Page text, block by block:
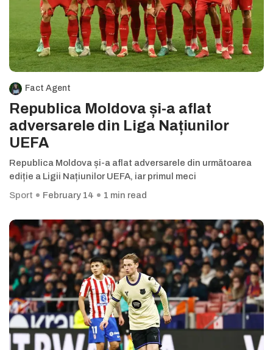
Fact Agent
Republica Moldova și-a aflat
adversarele din Liga Națiunilor
UEFA
Republica Moldova și-a aflat adversarele din următoarea
ediție a Ligii Națiunilor UEFA, iar primul meci
Sport
February 14 1 min read